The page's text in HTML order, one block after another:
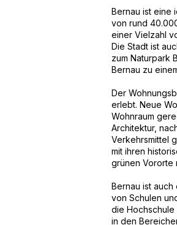
Bernau ist eine
von rund
einer Vielzahl
Die Stadt ist
zum Naturpark
Bernau zu
Der
erlebt. Neue
Wohnraum
Architektur,
Verkehrsmittel
mit ihren
grünen Vororte
Bernau ist
von Schulen
die
in den